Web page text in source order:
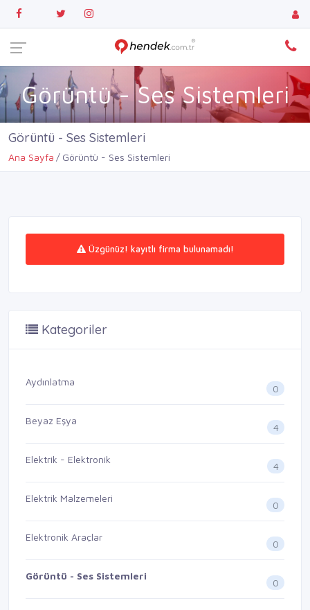
Görüntü - Ses Sistemleri
Görüntü - Ses Sistemleri
Ana Sayfa Görüntü - Ses Sistemleri
Üzgünüz! kayıtlı firma bulunamadı!
Kategoriler
Aydınlatma
0
Beyaz Eşya
4
Elektrik - Elektronik
4
Elektrik Malzemeleri
0
Elektronik Araçlar
0
Görüntü - Ses Sistemleri
0